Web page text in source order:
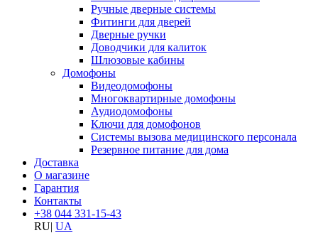
Ручные дверные системы
Фитинги для дверей
Дверные ручки
Доводчики для калиток
Шлюзовые кабины
Домофоны
Видеодомофоны
Многоквартирные домофоны
Аудиодомофоны
Ключи для домофонов
Системы вызова медицинского персонала
Резервное питание для дома
Доставка
О магазине
Гарантия
Контакты
+38 044 331-15-43
RU| UA